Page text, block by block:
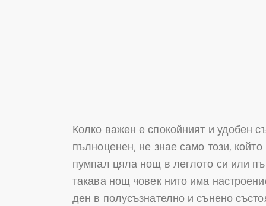
Колко важен е спокойният и удобен
пълноценен, не знае само този,
пумпал цяла нощ в леглото си или
такава нощ човек нито има
ден в полусъзнателно и сънено